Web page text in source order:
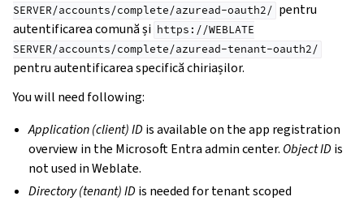
SERVER/accounts/complete/azuread-oauth2/ pentru
autentificarea comună și https://WEBLATE
SERVER/accounts/complete/azuread-tenant-oauth2/
pentru autentificarea specifică chiriașilor.
You will need following:
Application (client) ID is available on the app registration
overview in the Microsoft Entra admin center. Object ID is
not used in Weblate.
Directory (tenant) ID is needed for tenant scoped